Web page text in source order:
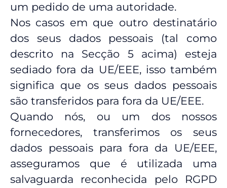
um pedido de uma autoridade.
Nos casos em que outro destinatário
dos seus dados pessoais (tal como
descrito na Secção 5 acima) esteja
sediado fora da UE/EEE, isso também
significa que os seus dados pessoais
são transferidos para fora da UE/EEE.
Quando nós, ou um dos nossos
fornecedores, transferimos os seus
dados pessoais para fora da UE/EEE,
asseguramos que é utilizada uma
salvaguarda reconhecida pelo RGPD